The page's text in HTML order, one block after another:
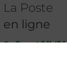
La Poste
en ligne
Ouvert 24h/24